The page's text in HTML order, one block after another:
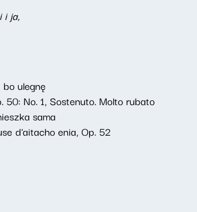
i ja,
ulegnę
50: No. 1, Sostenuto. Molto rubato
sama
d'aitacho enia, Op. 52